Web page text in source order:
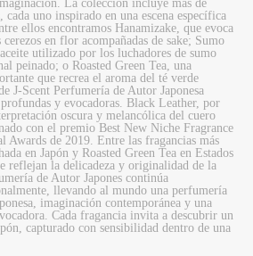
La colección incluye más de
uno inspirado en una escena específica
ellos encontramos Hanamizake, que evoca
cerezos en flor acompañadas de sake; Sumo
utilizado por los luchadores de sumo
peinado; o Roasted Green Tea, una
que recrea el aroma del té verde
J-Scent Perfumería de Autor Japonesa
y evocadoras. Black Leather, por
oscura y melancólica del cuero
con el premio Best New Niche Fragrance
Awards de 2019. Entre las fragancias más
en Japón y Roasted Green Tea en Estados
reflejan la delicadeza y originalidad de la
de Autor Japones continúa
llevando al mundo una perfumería
imaginación contemporánea y una
Cada fragancia invita a descubrir un
capturado con sensibilidad dentro de una